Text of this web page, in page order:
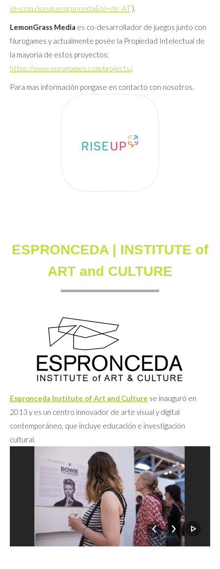
id=com.riseup.espronceda&hl=de_AT).
LemonGrass Media es co-desarrollador de juegos junto con
Nurogames y actualmente posée la Propiedad Intelectual de
la mayoria de estos proyectos:
https://www.nurogames.com/projects/.
Para mas información pongase en contacto con nosotros.
ESPRONCEDA | INSTITUTE of
ART and CULTURE
Espronceda Institute of Art and Culture se inauguró en
2013 y es un centro innovador de arte visual y digital
contemporáneo, que incluye educación e investigación
cultural.